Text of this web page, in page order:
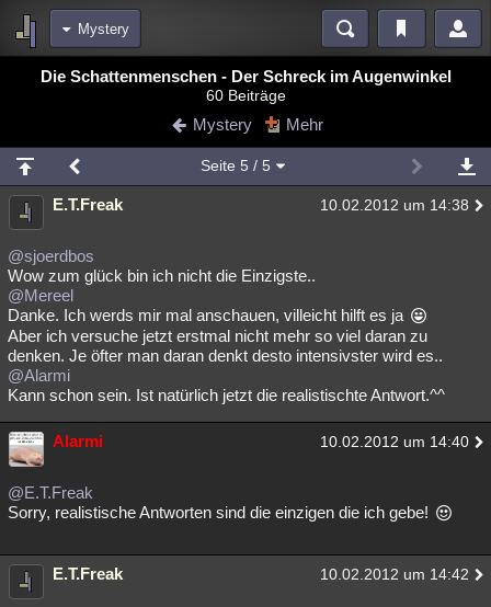
Mystery
Bereiche
Blogs
Chat Wiki Neuigkeiten
meine Rubriken
Menschen Wissenschaft Mystery Kriminalfälle
Spiritualität
Natur
weitere Rubriken
Philosophie Träume Orte Esoterik Literatur
Astronomie Helpdesk Gruppen Gaming Filme
Musik Clash Allmystery English
Besucht Teilgenommen Alle Neue Geschlossen
Lesenswert Schlüsselwörter
Die Schattenmenschen - Der Schreck im Augenwinkel
60 Beiträge
Mystery Mehr
Seite 5 / 5
E.T.Freak 10.02.2012 um 14:38
@sjoerdbos
Wow zum glück bin ich nicht die Einzigste..
@Mereel
Danke. Ich werds mir mal anschauen, villeicht hilft es ja
Aber ich versuche jetzt erstmal nicht mehr so viel daran zu
denken. Je öfter man daran denkt desto intensivster wird es..
@Alarmi
Kann schon sein. Ist natürlich jetzt die realistischte Antwort.^^
Alarmi 10.02.2012 um 14:40
@E.T.Freak
Sorry, realistische Antworten sind die einzigen die ich gebe!
E.T.Freak 10.02.2012 um 14:42